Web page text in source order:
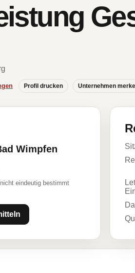
Profil drucken Unternehmen
Wimpfen
eindeutig bestimmt